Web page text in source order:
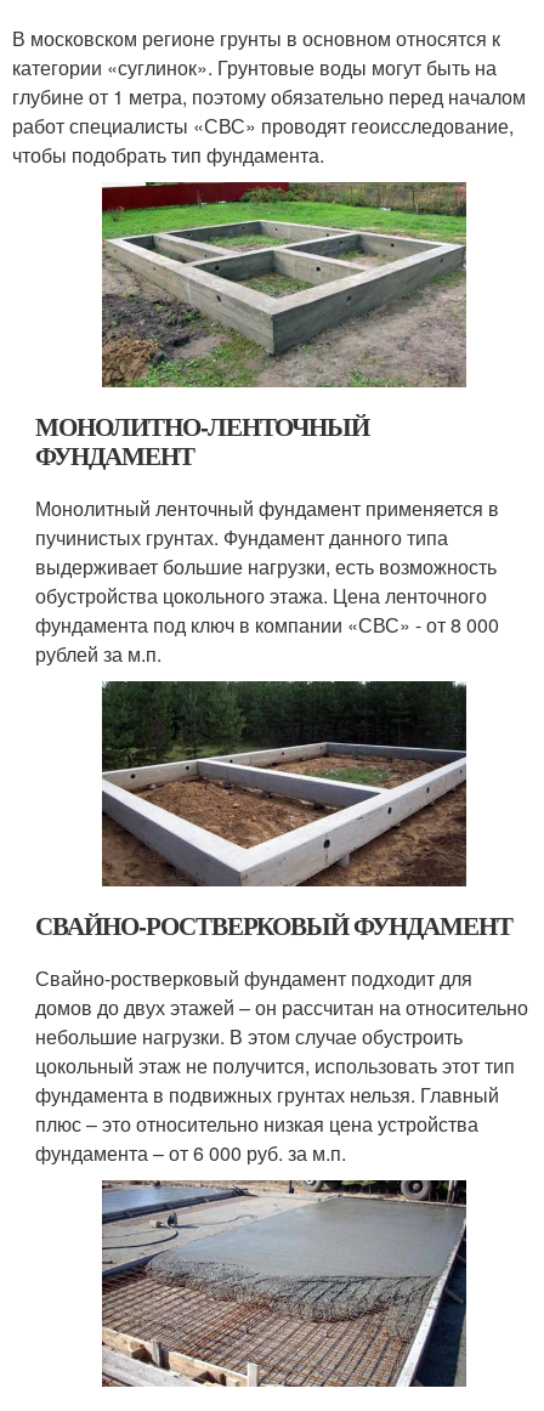
В московском регионе грунты в основном относятся к
категории «суглинок». Грунтовые воды могут быть на
глубине от 1 метра, поэтому обязательно перед началом
работ специалисты «СВС» проводят геоисследование,
чтобы подобрать тип фундамента.
МОНОЛИТНО-ЛЕНТОЧНЫЙ
ФУНДАМЕНТ
Монолитный ленточный фундамент применяется в
пучинистых грунтах. Фундамент данного типа
выдерживает большие нагрузки, есть возможность
обустройства цокольного этажа. Цена ленточного
фундамента под ключ в компании «СВС» - от 8 000
рублей за м.п.
СВАЙНО-РОСТВЕРКОВЫЙ ФУНДАМЕНТ
Свайно-ростверковый фундамент подходит для
домов до двух этажей – он рассчитан на относительно
небольшие нагрузки. В этом случае обустроить
цокольный этаж не получится, использовать этот тип
фундамента в подвижных грунтах нельзя. Главный
плюс – это относительно низкая цена устройства
фундамента – от 6 000 руб. за м.п.